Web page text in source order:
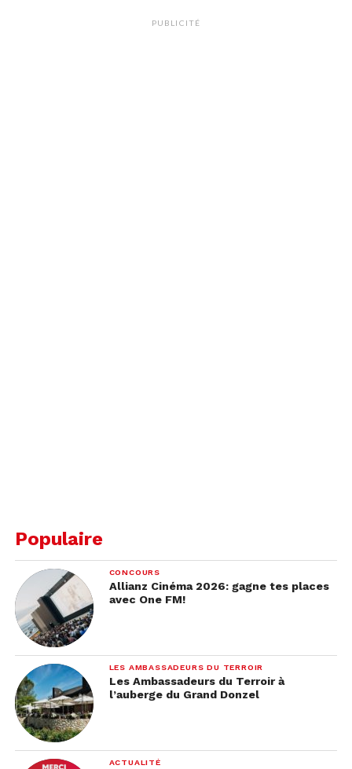
PUBLICITÉ
Populaire
CONCOURS
Allianz Cinéma 2026: gagne tes places
avec One FM!
LES AMBASSADEURS DU TERROIR
Les Ambassadeurs du Terroir à
l’auberge du Grand Donzel
ACTUALITÉ